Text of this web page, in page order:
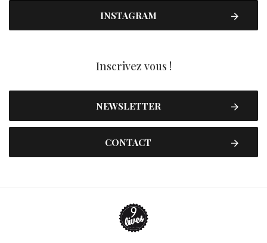
INSTAGRAM
Inscrivez vous !
NEWSLETTER
CONTACT